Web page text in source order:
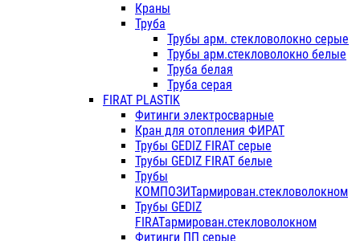
Краны
Труба
Трубы арм. стекловолокно серые
Трубы арм.стекловолокно белые
Труба белая
Труба серая
FIRAT PLASTIK
Фитинги электросварные
Кран для отопления ФИРАТ
Трубы GEDIZ FIRAT серые
Трубы GEDIZ FIRAT белые
Трубы
КОМПОЗИТармирован.стекловолокном
Трубы GEDIZ
FIRATармирован.стекловолокном
Фитинги ПП серые